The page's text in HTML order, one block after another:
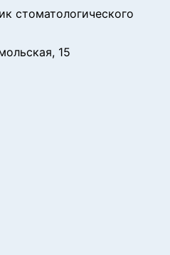
стоматологического
15